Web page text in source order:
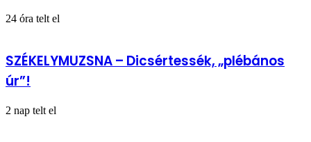
24 óra telt el
SZÉKELYMUZSNA – Dicsértessék, „plébános
úr”!
2 nap telt el